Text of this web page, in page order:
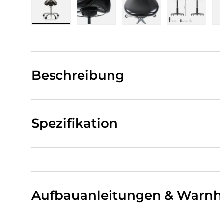
Beschreibung
Spezifikation
Aufbauanleitungen &